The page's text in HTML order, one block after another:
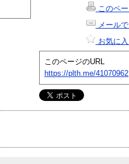
このペー
メールで
お気に
このページのURL
https://plth.me/41070962